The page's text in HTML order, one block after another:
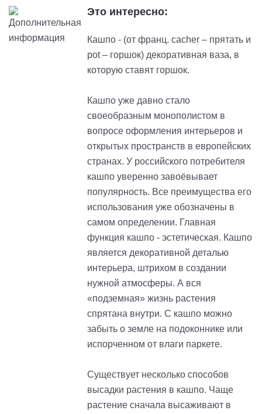
Это интересно:
Кашпо - (от франц. cacher – прятать и
pot – горшок) декоративная ваза, в
которую ставят горшок.
Кашпо уже давно стало
своеобразным монополистом в
вопросе оформления интерьеров и
открытых пространств в европейских
странах. У российского потребителя
кашпо уверенно завоёвывает
популярность. Все преимущества его
использования уже обозначены в
самом определении. Главная
функция кашпо - эстетическая. Кашпо
является декоративной деталью
интерьера, штрихом в создании
нужной атмосферы. А вся
«подземная» жизнь растения
спрятана внутри. С кашпо можно
забыть о земле на подоконнике или
испорченном от влаги паркете.
Существует несколько способов
высадки растения в кашпо. Чаще
растение сначала высаживают в